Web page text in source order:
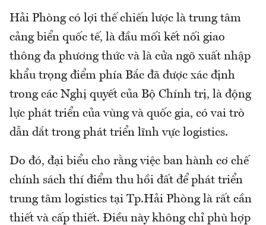
Hải Phòng có lợi thế chiến lược là trung tâm
cảng biển quốc tế, là đầu mối kết nối giao
thông đa phương thức và là cửa ngõ xuất nhập
khẩu trọng điểm phía Bắc đã được xác định
trong các Nghị quyết của Bộ Chính trị, là động
lực phát triển của vùng và quốc gia, có vai trò
dẫn dắt trong phát triển lĩnh vực logistics.
Do đó, đại biểu cho rằng việc ban hành cơ chế
chính sách thí điểm thu hồi đất để phát triển
trung tâm logistics tại Tp.Hải Phòng là rất cần
thiết và cấp thiết. Điều này không chỉ phù hợp